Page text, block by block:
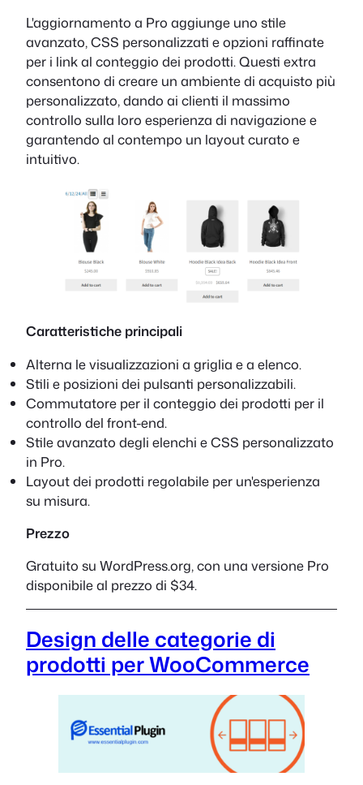
L'aggiornamento a Pro aggiunge uno stile
avanzato, CSS personalizzati e opzioni raffinate
per i link al conteggio dei prodotti. Questi extra
consentono di creare un ambiente di acquisto più
personalizzato, dando ai clienti il massimo
controllo sulla loro esperienza di navigazione e
garantendo al contempo un layout curato e
intuitivo.
Caratteristiche principali
Alterna le visualizzazioni a griglia e a elenco.
Stili e posizioni dei pulsanti personalizzabili.
Commutatore per il conteggio dei prodotti per il
controllo del front-end.
Stile avanzato degli elenchi e CSS personalizzato
in Pro.
Layout dei prodotti regolabile per un'esperienza
su misura.
Prezzo
Gratuito su WordPress.org, con una versione Pro
disponibile al prezzo di $34.
Design delle categorie di
prodotti per WooCommerce